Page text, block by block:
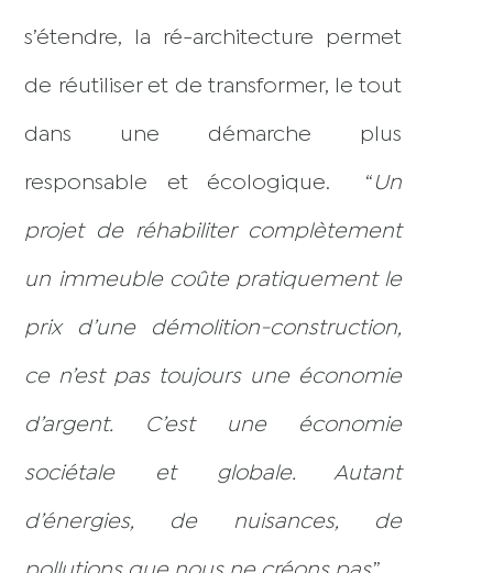
s’étendre, la ré-architecture permet
de réutiliser et de transformer, le tout
dans une démarche plus
responsable et écologique. “Un
projet de réhabiliter complètement
un immeuble coûte pratiquement le
prix d’une démolition-construction,
ce n’est pas toujours une économie
d’argent. C’est une économie
sociétale et globale. Autant
d’énergies, de nuisances, de